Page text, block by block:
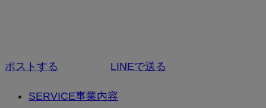
ポストする LINEで送る
SERVICE事業内容